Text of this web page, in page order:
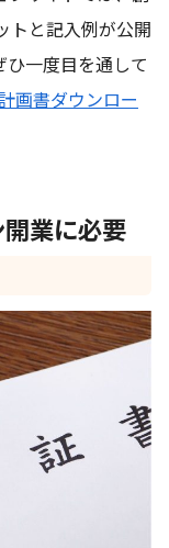
トと記入例が公開
ひ一度目を通して
画書ダウンロー
業に必要